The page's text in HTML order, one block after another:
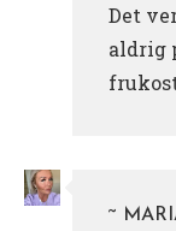
Det
aldrig
~